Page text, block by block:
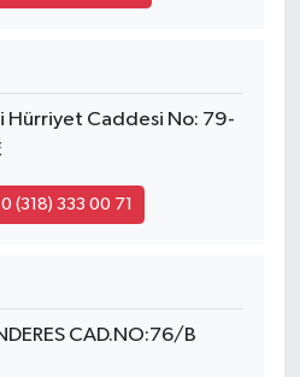
Hürriyet Caddesi No: 79-
0 (318) 333 00 71
CAD.NO:76/B